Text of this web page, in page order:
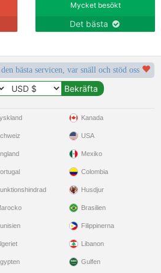
Mycket besökt
Det bästa
bästa servicen, var snäll och stöd oss
Kanada
USA
Mexiko
Colombia
Husdjur
Brasilien
Filippinerna
Libanon
Gulfen